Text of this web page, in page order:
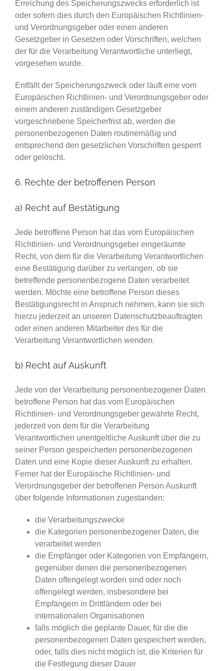
Erreichung des Speicherungszwecks erforderlich ist
oder sofern dies durch den Europäischen Richtlinien-
und Verordnungsgeber oder einen anderen
Gesetzgeber in Gesetzen oder Vorschriften, welchen
der für die Verarbeitung Verantwortliche unterliegt,
vorgesehen wurde.
Entfällt der Speicherungszweck oder läuft eine vom
Europäischen Richtlinien- und Verordnungsgeber oder
einem anderen zuständigen Gesetzgeber
vorgeschriebene Speicherfrist ab, werden die
personenbezogenen Daten routinemäßig und
entsprechend den gesetzlichen Vorschriften gesperrt
oder gelöscht.
6. Rechte der betroffenen Person
a) Recht auf Bestätigung
Jede betroffene Person hat das vom Europäischen
Richtlinien- und Verordnungsgeber eingeräumte
Recht, von dem für die Verarbeitung Verantwortlichen
eine Bestätigung darüber zu verlangen, ob sie
betreffende personenbezogene Daten verarbeitet
werden. Möchte eine betroffene Person dieses
Bestätigungsrecht in Anspruch nehmen, kann sie sich
hierzu jederzeit an unseren Datenschutzbeauftragten
oder einen anderen Mitarbeiter des für die
Verarbeitung Verantwortlichen wenden.
b) Recht auf Auskunft
Jede von der Verarbeitung personenbezogener Daten
betroffene Person hat das vom Europäischen
Richtlinien- und Verordnungsgeber gewährte Recht,
jederzeit von dem für die Verarbeitung
Verantwortlichen unentgeltliche Auskunft über die zu
seiner Person gespeicherten personenbezogenen
Daten und eine Kopie dieser Auskunft zu erhalten.
Ferner hat der Europäische Richtlinien- und
Verordnungsgeber der betroffenen Person Auskunft
über folgende Informationen zugestanden:
die Verarbeitungszwecke
die Kategorien personenbezogener Daten, die
verarbeitet werden
die Empfänger oder Kategorien von Empfängern,
gegenüber denen die personenbezogenen
Daten offengelegt worden sind oder noch
offengelegt werden, insbesondere bei
Empfängern in Drittländern oder bei
internationalen Organisationen
falls möglich die geplante Dauer, für die die
personenbezogenen Daten gespeichert werden,
oder, falls dies nicht möglich ist, die Kriterien für
die Festlegung dieser Dauer